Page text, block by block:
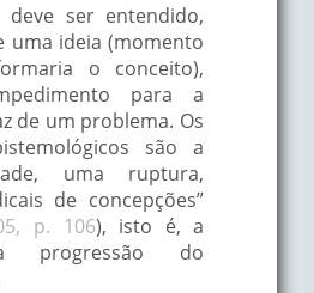
deve ser entendido,
uma ideia (momento
o conceito),
para a
de um problema. Os
são a
uma ruptura,
de concepções”
p. 106), isto é, a
progressão do